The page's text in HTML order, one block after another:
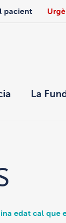
pacient
La
edat cal que